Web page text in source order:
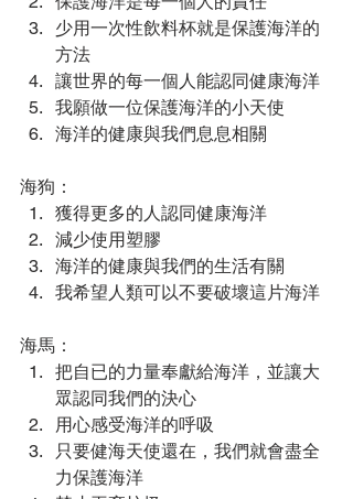
少用一次性飲料杯就是保護海洋的
方法
讓世界的每一個人能認同健康海洋
我願做一位保護海洋的小天使
海洋的健康與我們息息相關
海狗：
獲得更多的人認同健康海洋
減少使用塑膠
海洋的健康與我們的生活有關
我希望人類可以不要破壞這片海洋
海馬：
把自已的力量奉獻給海洋，並讓大
眾認同我們的決心
用心感受海洋的呼吸
只要健海天使還在，我們就會盡全
力保護海洋